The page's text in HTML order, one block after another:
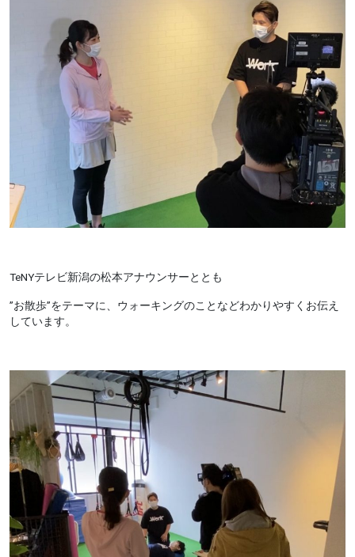
TeNYテレビ新潟の松本アナウンサーととも
”お散歩”をテーマに、ウォーキングのことなどわかりやすくお伝え
しています。